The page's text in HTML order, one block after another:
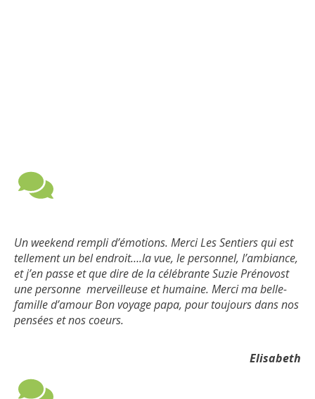
Un weekend rempli d’émotions. Merci Les Sentiers qui est
tellement un bel endroit….la vue, lepersonnel, l’ambiance,
et j’en passe et que dire de la célébrante Suzie Prénovost
une personne merveilleuse et humaine. Merci ma belle-
famille d’amour Bon voyage papa, pour toujours dans nos
pensées et nos coeurs.
Elisabeth